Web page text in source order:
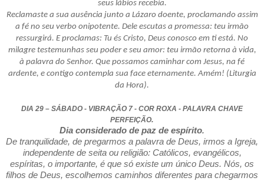
seus lábios recebia.
Reclamaste a sua ausência junto a Lázaro doente, proclamando assim
a fé no seu verbo onipotente. Dele escutas a promessa: teu irmão
ressurgirá. E proclamas: Tu és Cristo, Deus conosco em ti está. No
milagre testemunhas seu poder e seu amor: teu irmão retorna à vida,
à palavra do Senhor. Que possamos caminhar com Jesus, na fé
ardente, e contigo contempla sua face eternamente. Amém! (Liturgia
da Hora).
DIA 29 – SÁBADO - VIBRAÇÃO 7 - COR ROXA - PALAVRA CHAVE
PERFEIÇÃO.
Dia considerado de paz de espírito.
De tranquilidade, de pregarmos a palavra de Deus, irmos a Igreja,
independente de seita ou religião: Católicos, evangélicos,
espíritas, o importante, é que só existe um único Deus. Nós, os
filhos de Deus, escolhemos caminhos diferentes para chegarmos